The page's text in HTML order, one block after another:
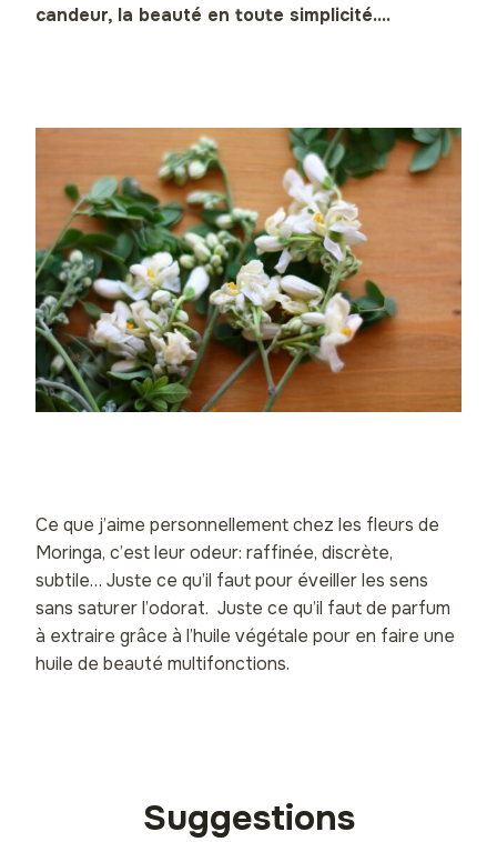
candeur, la beauté en toute simplicité….
Ce que j’aime personnellement chez les fleurs de
Moringa, c’est leur odeur: raffinée, discrète,
subtile… Juste ce qu’il faut pour éveiller les sens
sans saturer l’odorat. Juste ce qu’il faut de parfum
à extraire grâce à l’huile végétale pour en faire une
huile de beauté multifonctions.
Suggestions